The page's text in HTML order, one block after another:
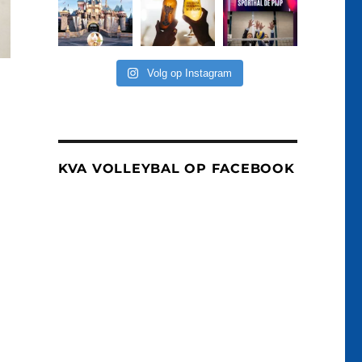
Volg op Instagram
KVA VOLLEYBAL OP FACEBOOK